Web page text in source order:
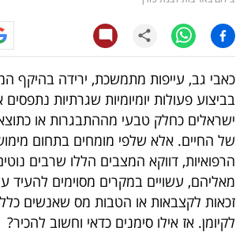
מדדים
ומחקרים
דעות
רכילות
עסקית
קריפטו
ויראלי
כאבי גב, עייפות מתמשכת, ירידה בהיקף
בביצוע פעולות יומיומיות שגרתיות נתפסים
ישראלים כחלק טבעי מההתבגרות או
של החיים. אלא שלפי מומחים בתחום מימוש
הרפואיות, דווקא המצבים הללו שרבים
מאליהם, עשויים במקרים מסוימים להעיד על
זכאות לקצבאות או הטבות מס שאנשים
לקיומן. אז אילו סימנים כדאי וחשוב להכיר?